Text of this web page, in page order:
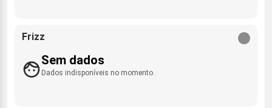
Frizz
Sem dados
Dados indisponíveis no momento.